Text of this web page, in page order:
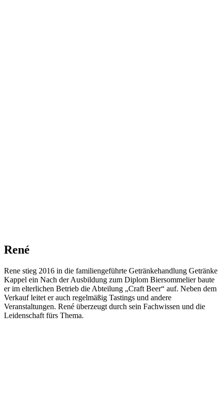
René
Rene stieg 2016 in die familiengeführte Getränkehandlung Getränke
Kappel ein Nach der Ausbildung zum Diplom Biersommelier baute
er im elterlichen Betrieb die Abteilung „Craft Beer“ auf. Neben dem
Verkauf leitet er auch regelmäßig Tastings und andere
Veranstaltungen. René überzeugt durch sein Fachwissen und die
Leidenschaft fürs Thema.